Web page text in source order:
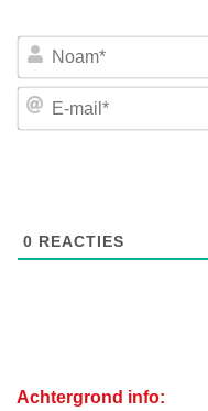
0 REACTIES
Achtergrond info: